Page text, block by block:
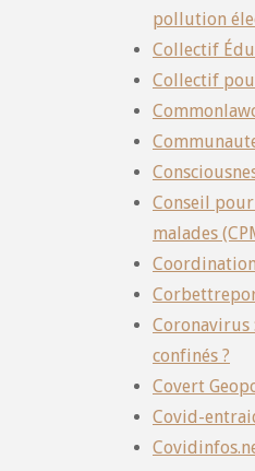
pollution
Collectif
Collectif
Conseil
malades
Coronavirus
confinés ?
Covert
Covid-